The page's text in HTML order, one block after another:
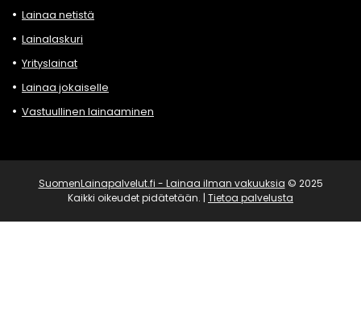
Lainaa netistä
Lainalaskuri
Yrityslainat
Lainaa jokaiselle
Vastuullinen lainaaminen
SuomenLainapalvelut.fi - Lainaa ilman vakuuksia © 2025
Kaikki oikeudet pidätetään. | Tietoa palvelusta